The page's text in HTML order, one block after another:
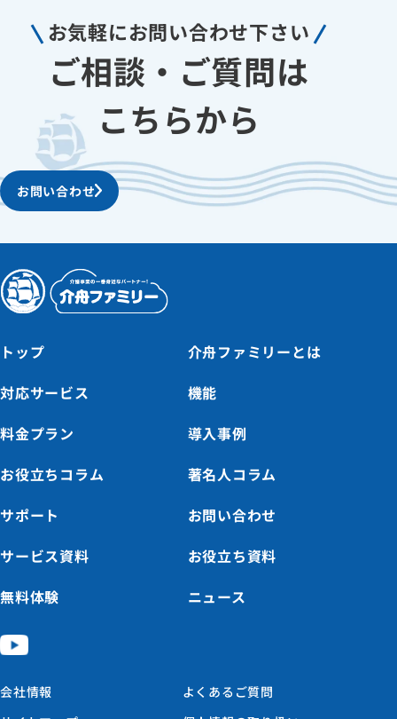
お気軽にお問い合わせ下さい
ご相談・ご質問は
こちらから
お問い合わせ
トップ
介舟ファミリーとは
対応サービス
機能
料金プラン
導入事例
お役立ちコラム
著名人コラム
サポート
お問い合わせ
サービス資料
お役立ち資料
無料体験
ニュース
会社情報
よくあるご質問